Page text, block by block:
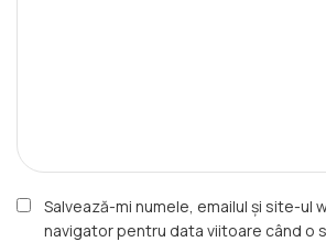
Salvează-mi numele, emailul și site-ul
navigator pentru data viitoare când o